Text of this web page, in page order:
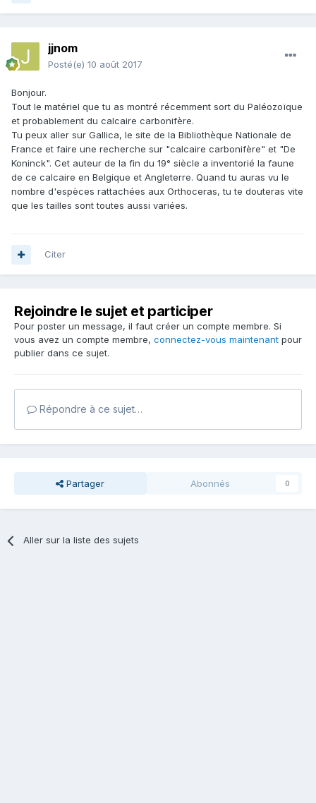
jjnom
Posté(e) 10 août 2017
Bonjour.
Tout le matériel que tu as montré récemment sort du Paléozoïque
et probablement du calcaire carbonifère.
Tu peux aller sur Gallica, le site de la Bibliothèque Nationale de
France et faire une recherche sur "calcaire carbonifère" et "De
Koninck". Cet auteur de la fin du 19° siècle a inventorié la faune
de ce calcaire en Belgique et Angleterre. Quand tu auras vu le
nombre d'espèces rattachées aux Orthoceras, tu te douteras vite
que les tailles sont toutes aussi variées.
Citer
Rejoindre le sujet et participer
Pour poster un message, il faut créer un compte membre. Si
vous avez un compte membre, connectez-vous maintenant pour
publier dans ce sujet.
Répondre à ce sujet…
Partager Abonnés 0
Aller sur la liste des sujets